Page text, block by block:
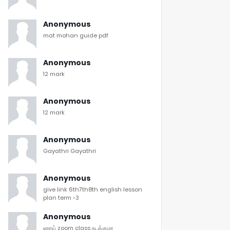
Anonymous
mat mohan guide pdf
Anonymous
12 mark
Anonymous
12 mark
Anonymous
Gayathri Gayathri
Anonymous
give link 6th7th8th english lesson
plan term -3
Anonymous
ஹாய் zoom class நடக்குமா